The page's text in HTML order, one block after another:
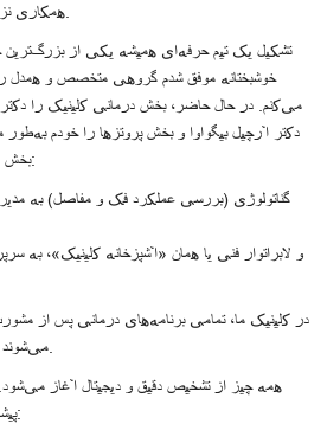
آکادمی Vita همکاری نزدیکی داشته باشیم.
تشکیل یک تیم حرفه‌ای همیشه یکی از
خوشبختانه موفق شدم گروهی متخصص و همدل را
می‌کنم. در حال حاضر، بخش درمانی کلینیک را دکتر
دکتر آرچیل بیگواوا و بخش پروتزها را خودم به‌طور
بخش مهم دیگر در کلینیک عبارت‌اند از:
گناتولوژی (بررسی عملکرد فک و مفاصل) به
و لابراتوار فنی یا همان «آشپزخانه کلینیک»، به
در کلینیک ما، تمامی برنامه‌های درمانی پس از
می‌شوند تا بهترین نتیجه ممکن حاصل شود.
همه چیز از تشخیص دقیق و دیجیتال آغاز
پیشرفته‌ای بهره می‌گیریم، از جمله: